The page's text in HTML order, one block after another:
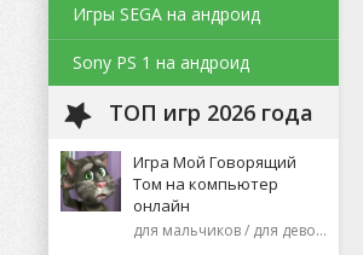
Игры SEGA на андроид
Sony PS 1 на андроид
ТОП игр 2026 года
Игра Мой Говорящий
Том на компьютер
онлайн
для мальчиков / для девочек